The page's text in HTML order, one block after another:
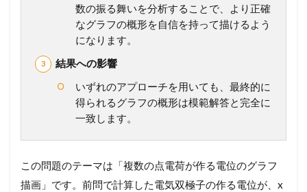
数の振る舞いを分析することで、より正確
なグラフの概形を自信を持って描けるよう
になります。
結果への影響
いずれのアプローチを用いても、最終的に
得られるグラフの概形は模範解答と完全に
一致します。
この問題のテーマは「複数の点電荷が作る電位のグラフ
描画」です。前問で計算した電気双極子の作る電位が、x